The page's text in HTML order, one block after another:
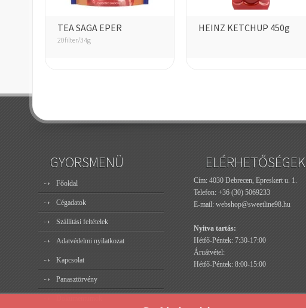
TEA SAGA EPER
20filter/34g
HEINZ KETCHUP 450g
GYORSMENÜ
Főoldal
Cégadatok
Szállítási feltételek
Adatvédelmi nyilatkozat
Kapcsolat
Panasztörvény
ELÉRHETŐSÉGEK
Cím: 4030 Debrecen, Epreskert u. 1.
Telefon: +36 (30) 5069233
E-mail: webshop@sweetline98.hu
Nyitva tartás:
Hétfő-Péntek: 7:30-17:00
Áruátvétel:
Hétfő-Péntek: 8:00-15:00